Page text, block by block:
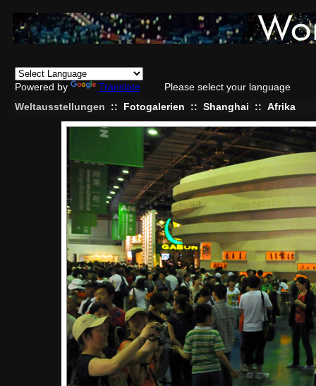
Powered by Translate
Please select your language
Weltausstellungen
:: Fotogalerien :: Shanghai :: Afrika